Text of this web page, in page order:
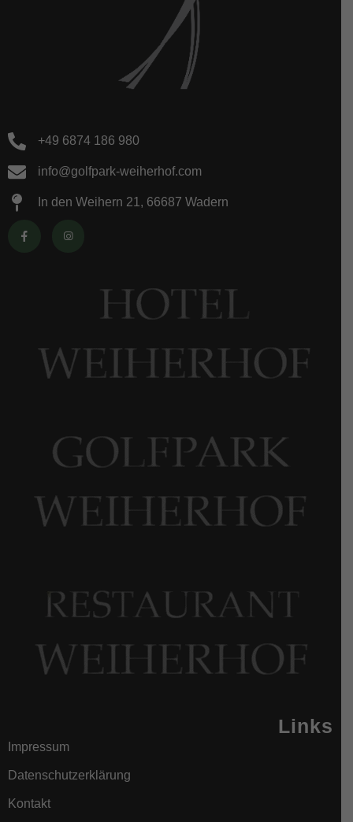
+49 6874 186 980
info@golfpark-weiherhof.com
In den Weihern 21, 66687 Wadern
Links
Impressum
Datenschutzerklärung
Kontakt